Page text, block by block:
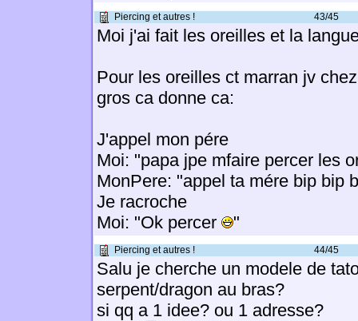
Piercing et autres ! 43/45
Moi j'ai fait les oreilles et la
Pour les oreilles ct marran jv
gros ca donne ca:
J'appel mon pére
Moi: "papa jpe mfaire percer les
MonPere: "appel ta mére bip bip
Je racroche
Moi: "Ok percer
"
Piercing et autres ! 44/45
Salu je cherche un modele de
serpent/dragon au bras?
si qq a 1 idee? ou 1 adresse?